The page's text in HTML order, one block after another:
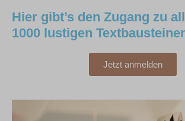
Hier gibt’s den Zugang zu
1000 lustigen
Jetzt anmelden